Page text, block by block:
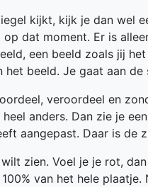
kijkt, kijk je dan wel
dat moment. Er is
een beeld zoals jij
het beeld. Je gaat aan
veroordeel en
anders. Dan zie je
aangepast. Daar is de
zien. Voel je je rot,
van het hele